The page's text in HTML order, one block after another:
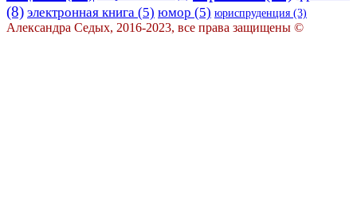
(8) электронная книга (5) юмор (5) юриспруденция (3)
Александра Седых, 2016-2023, все права защищены ©